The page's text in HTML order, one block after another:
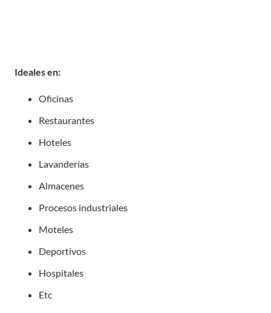
Ideales en:
Oficinas
Restaurantes
Hoteles
Lavanderías
Almacenes
Procesos industriales
Moteles
Deportivos
Hospitales
Etc